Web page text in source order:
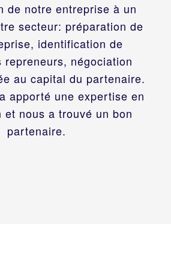
de notre entreprise à un
secteur: préparation de
identification de
repreneurs, négociation
au capital du partenaire.
apporté une expertise en
et nous a trouvé un bon
partenaire.